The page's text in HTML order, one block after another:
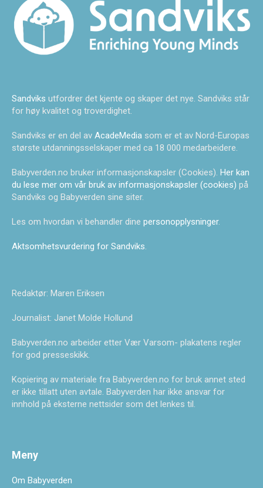
Sandviks utfordrer det kjente og skaper det nye. Sandviks står
for høy kvalitet og troverdighet.
Sandviks er en del av AcadeMedia som er et av Nord-Europas
største utdanningsselskaper med ca 18 000 medarbeidere.
Babyverden.no bruker informasjonskapsler (Cookies). Her kan
du lese mer om vår bruk av informasjonskapsler (cookies) på
Sandviks og Babyverden sine siter.
Les om hvordan vi behandler dine personopplysninger.
Aktsomhetsvurdering for Sandviks.
Redaktør: Maren Eriksen
Journalist: Janet Molde Hollund
Babyverden.no arbeider etter Vær Varsom- plakatens regler
for god presseskikk.
Kopiering av materiale fra Babyverden.no for bruk annet sted
er ikke tillatt uten avtale. Babyverden har ikke ansvar for
innhold på eksterne nettsider som det lenkes til.
Meny
Om Babyverden